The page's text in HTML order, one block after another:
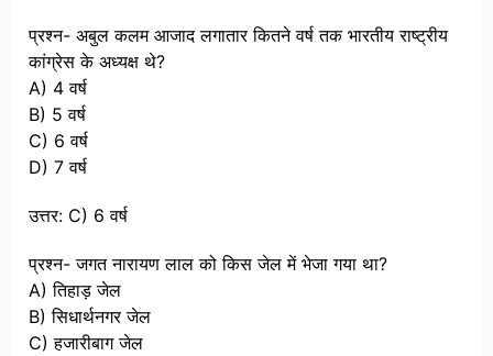
प्रश्न- अबुल कलम आजाद लगातार कितने वर्ष तक भारतीय राष्ट्रीय
कांग्रेस के अध्यक्ष थे?
A) 4 वर्ष
B) 5 वर्ष
C) 6 वर्ष
D) 7 वर्ष
उत्तर: C) 6 वर्ष
प्रश्न- जगत नारायण लाल को किस जेल में भेजा गया था?
A) तिहाड़ जेल
B) सिधार्थनगर जेल
C) हजारीबाग जेल